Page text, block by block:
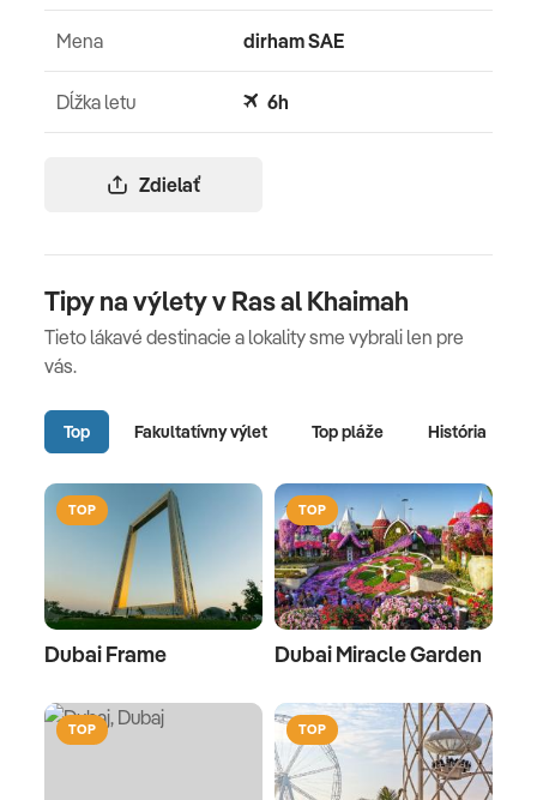
Zdielať
Mena dirham SAE
Dĺžka letu 6h
Tipy na výlety v Ras al Khaimah
Tieto lákavé destinacie a lokality sme vybrali len pre
vás.
Top Fakultatívny výlet Top pláže História
TOP
Dubai Frame
TOP
Dubai Miracle Garden
TOP TOP